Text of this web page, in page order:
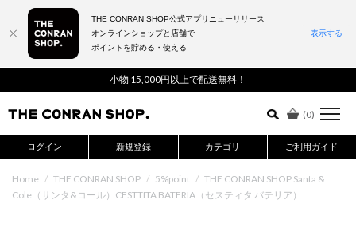
小物 15,000円以上で配送無料！
(0)
ログイン 新規登録 カテゴリ ご利用ガイド
詳細検索はこちら
Home / THE CONRAN SHOP / 5%point / THE CONRAN SHOP Santa &
Cole（サンタ&コール）CESTTITA BATERIA（セスティタ バテリア）
THE CONRAN SHOP公式アプリニューリリース
オンラインショップと店舗で
ポイントを貯める・使える
表示する